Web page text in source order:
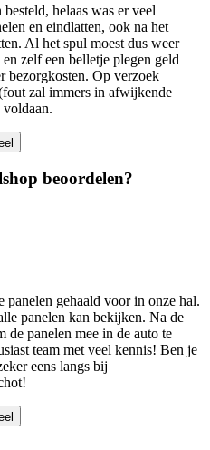
helaas was er veel
en eindlatten, ook na het
Al het spul moest dus weer
zelf een belletje plegen geld
bezorgkosten. Op verzoek
zal immers in afwijkende
beoordelen?
panelen gehaald voor in onze hal.
panelen kan bekijken. Na de
de panelen mee in de auto te
team met veel kennis! Ben je
eens langs bij